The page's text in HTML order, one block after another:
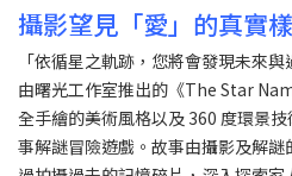
攝影望見「愛」的真實
「依循星之軌跡，您將會發現未來與
由曙光工作室推出的《The Star
全手繪的美術風格以及 360 度環景
事解謎冒險遊戲。故事由攝影及解